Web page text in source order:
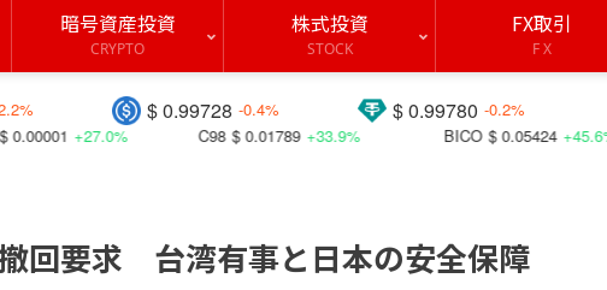
暗号資産投資
CRYPTO
株式投資
STOCK
FX取引
F X
$ 1910.54
$ 0.99780 -0.2%
$ 0.99728 -0.4%
BITCOIN
BICO $ 0.05424 +45.6%
C98 $ 0.01789 +33.9%
回要求 台湾有事と日本の安全保障